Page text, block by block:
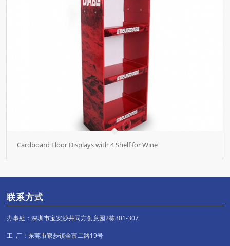
Cardboard Floor Displays with 4 Shelf for Wine
联系方式
办事处：深圳市宝安沙井同方创意园2栋301-307
工 厂：东莞市寮步镇金富二路19号